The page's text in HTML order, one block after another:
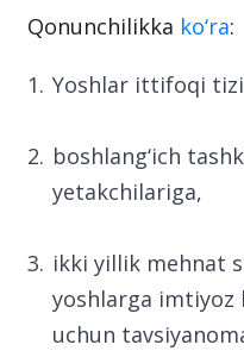
Qonunchilikka ko‘ra:
Yoshlar ittifoqi
boshlang‘ich
yetakchilariga,
ikki yillik mehnat
yoshlarga imtiyoz
uchun